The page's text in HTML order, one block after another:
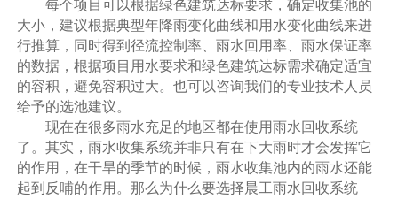
每个项目可以根据绿色建筑达标要求，确定收集池的
大小，建议根据典型年降雨变化曲线和用水变化曲线来进
行推算，同时得到径流控制率、雨水回用率、雨水保证率
的数据，根据项目用水要求和绿色建筑达标需求确定适宜
的容积，避免容积过大。也可以咨询我们的专业技术人员
给予的选池建议。
现在在很多雨水充足的地区都在使用雨水回收系统
了。其实，雨水收集系统并非只有在下大雨时才会发挥它
的作用，在干旱的季节的时候，雨水收集池内的雨水还能
起到反哺的作用。那么为什么要选择晨工雨水回收系统